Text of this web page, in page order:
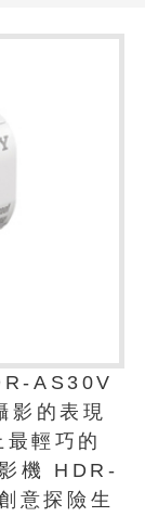
AS30V
影的表現
輕巧的
機 HDR-
意探險生